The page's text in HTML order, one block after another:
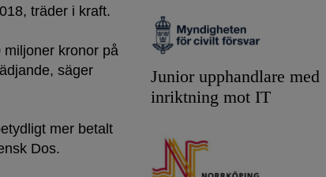
träder i kraft.
kronor på
säger
mer betalt
Dos.
Junior upphandlare med
inriktning mot IT